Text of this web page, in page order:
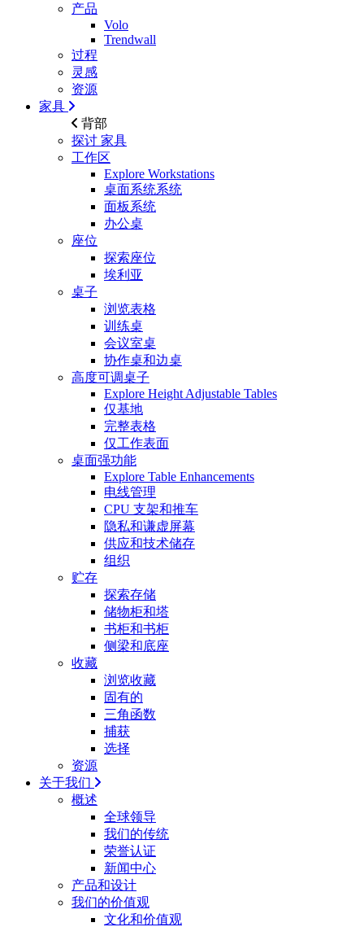
产品
Volo
Trendwall
过程
灵感
资源
家具
背部
探讨 家具
工作区
Explore Workstations
桌面系统系统
面板系统
办公桌
座位
探索座位
埃利亚
桌子
浏览表格
训练桌
会议室桌
协作桌和边桌
高度可调桌子
Explore Height Adjustable Tables
仅基地
完整表格
仅工作表面
桌面强功能
Explore Table Enhancements
电线管理
CPU 支架和推车
隐私和谦虚屏幕
供应和技术储存
组织
贮存
探索存储
储物柜和塔
书柜和书柜
侧梁和底座
收藏
浏览收藏
固有的
三角函数
捕获
选择
资源
关于我们
概述
全球领导
我们的传统
荣誉认证
新闻中心
产品和设计
我们的价值观
文化和价值观